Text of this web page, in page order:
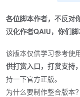
各位脚本作者，不反对
汉化作者QAIU，你们
该版本仅供学习参考使
供打赏入口，打赏支持
持一下官方正版。
为什么要制作整合版本